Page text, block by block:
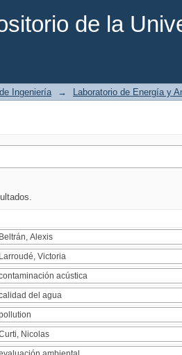
de la
Ingeniería → Laboratorio de Energía y